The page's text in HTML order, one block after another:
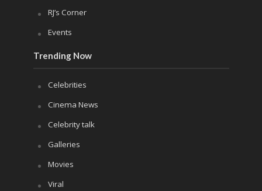
RJ’s Corner
Events
Trending Now
Celebrities
Cinema News
Celebrity talk
Galleries
Movies
Viral